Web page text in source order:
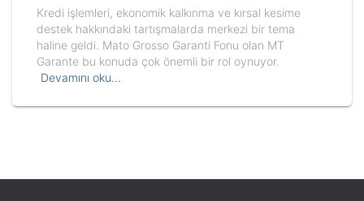
Kredi işlemleri, ekonomik kalkınma ve kırsal kesime
destek hakkındaki tartışmalarda merkezi bir tema
haline geldi. Mato Grosso Garanti Fonu olan MT
Garante bu konuda çok önemli bir rol oynuyor.
Devamını oku…